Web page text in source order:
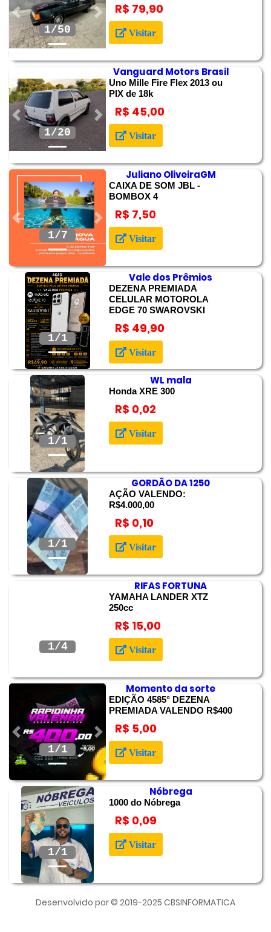
2/50
Anterior Próximo
R$ 79,90
Visitar
2/20
Anterior Próximo
Vanguard Motors Brasil
Uno Mille Fire Flex 2013 ou
PIX de 18k
R$ 45,00
Visitar
2/7
Anterior Próximo
Juliano OliveiraGM
CAIXA DE SOM JBL -
BOMBOX 4
R$ 7,50
Visitar
Anterior Próximo
Vale dos Prêmios
DEZENA PREMIADA
CELULAR MOTOROLA
EDGE 70 SWAROVSKI
R$ 49,90
Visitar
Anterior Próximo
WL mala
Honda XRE 300
R$ 0,02
Visitar
Anterior Próximo
GORDÃO DA 1250
AÇÃO VALENDO:
R$4.000,00
R$ 0,10
Visitar
2/4
Próximo
RIFAS FORTUNA
YAMAHA LANDER XTZ
250cc
R$ 15,00
Visitar
Anterior Próximo
Momento da sorte
EDIÇÃO 4585° DEZENA
PREMIADA VALENDO R$400
R$ 5,00
Visitar
Anterior Próximo
Nóbrega
1000 do Nóbrega
R$ 0,09
Visitar
Desenvolvido por © 2019-2025 CBSINFORMATICA